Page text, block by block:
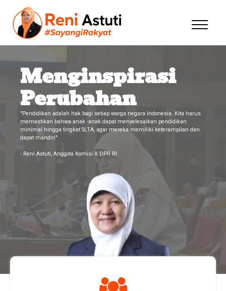
Menginspirasi
Perubahan
"Pendidikan adalah hak bagi setiap warga negara Indonesia. Kita harus
memastikan bahwa anak -anak dapat menyelesaikan pendidikan
minimal hingga tingkat SLTA, agar mereka memiliki keterampilan dan
dapat mandiri"
- Reni Astuti, Anggota Komisi X DPR RI